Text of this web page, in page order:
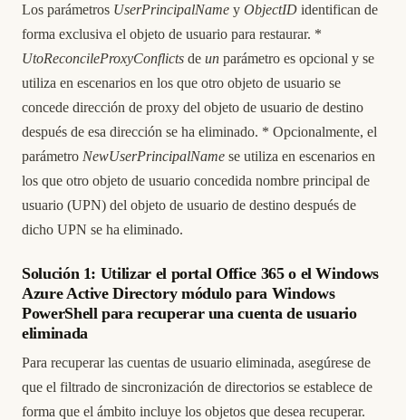
Los parámetros UserPrincipalName y ObjectID identifican de
forma exclusiva el objeto de usuario para restaurar. *
UtoReconcileProxyConflicts de un parámetro es opcional y se
utiliza en escenarios en los que otro objeto de usuario se
concede dirección de proxy del objeto de usuario de destino
después de esa dirección se ha eliminado. * Opcionalmente, el
parámetro NewUserPrincipalName se utiliza en escenarios en
los que otro objeto de usuario concedida nombre principal de
usuario (UPN) del objeto de usuario de destino después de
dicho UPN se ha eliminado.
Solución 1: Utilizar el portal Office 365 o el Windows
Azure Active Directory módulo para Windows
PowerShell para recuperar una cuenta de usuario
eliminada
Para recuperar las cuentas de usuario eliminada, asegúrese de
que el filtrado de sincronización de directorios se establece de
forma que el ámbito incluye los objetos que desea recuperar.